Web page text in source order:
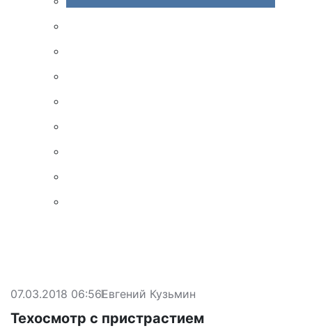
07.03.2018 06:56Евгений Кузьмин
Техосмотр с пристрастием